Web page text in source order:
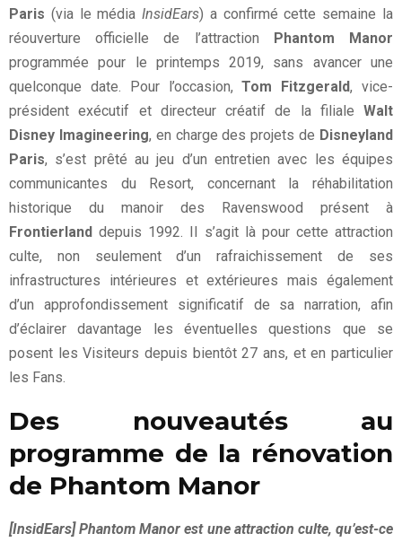
Paris (via le médiaInsidEars) a confirmé cette semaine la
réouverture officielle de l’attraction
Phantom Manor
programmée pour le printemps 2019, sans avancer une
quelconque date. Pour l’occasion,Tom Fitzgerald, vice-
président exécutif et directeur créatif de la filiale Walt
Disney Imagineering, en charge des projets de Disneyland
Paris, s’est prêté au jeu d’un entretien avec les équipes
communicantes du Resort, concernant la réhabilitation
historique du manoir des Ravenswood présent à
Frontierland depuis 1992. Il s’agit là pour cette attraction
culte, non seulement d’un rafraichissement de ses
infrastructures intérieures et extérieures mais également
d’un approfondissement significatif de sa narration, afin
d’éclairer davantage les éventuelles questions que se
posent les Visiteurs depuis bientôt 27 ans, et en particulier
les Fans.
Des nouveautés au
programme de la rénovation
de Phantom Manor
[InsidEars] Phantom Manor est une attraction culte, qu’est-ce